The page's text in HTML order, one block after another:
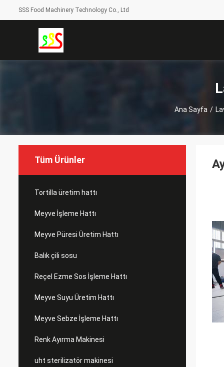
SSS Food Machinery Technology Co., Ltd
Ana Sayfa /
Tüm Ürünler
Tortilla üretim hattı
Meyve İşleme Hattı
Meyve Püresi Üretim Hattı
Balık çili sosu
Reçel Ezme Sos İşleme Hattı
Meyve Suyu Üretim Hattı
Meyve Sebze İşleme Hattı
Renk Ayırma Makinesi
uht sterilizatör makinesi